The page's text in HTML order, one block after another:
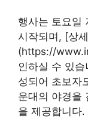
행사는 토요일
시작되며, [상
(https://
인하실 수 있
성되어 초보자
운대의 야경을
을 제공합니다.